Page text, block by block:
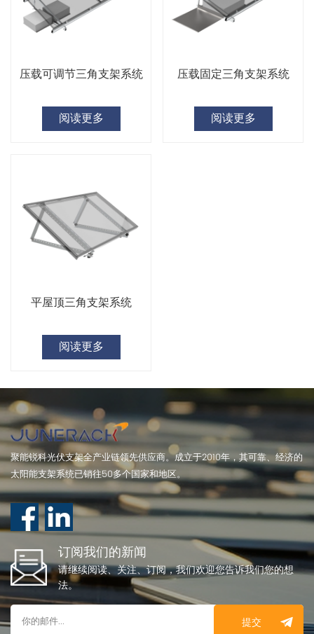
压载可调节三角支架系统
阅读更多
压载固定三角支架系统
阅读更多
平屋顶三角支架系统
阅读更多
聚能锐科光伏支架全产业链领先供应商。成立于2010年，其可靠、经济的
太阳能支架系统已销往50多个国家和地区。
订阅我们的新闻
请继续阅读、关注、订阅，我们欢迎您告诉我们您的想
法。
提交